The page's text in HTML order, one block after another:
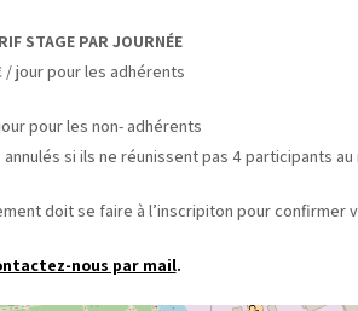
STAGE PAR JOURNÉE
/ jour pour les adhérents
pour les non- adhérents
si ils ne réunissent pas 4 participants au
pour confirmer votre
nous par mail.